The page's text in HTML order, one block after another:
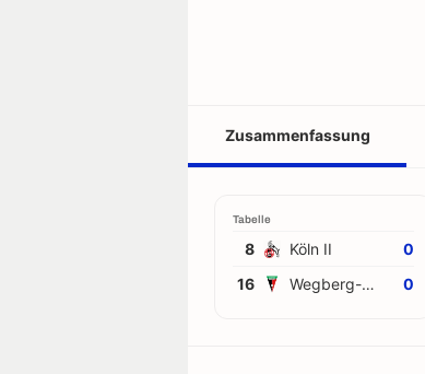
Zusammenfassung
Tabelle
8 Köln II
0
16
Wegberg-Beeck 0